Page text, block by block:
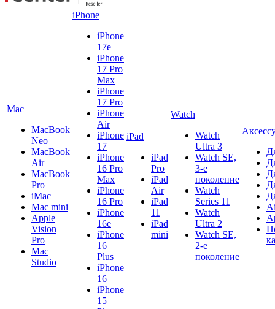
Mac
MacBook
Neo
MacBook
Air
MacBook
Pro
iMac
Mac mini
Apple
Vision
Pro
Mac
Studio
iPhone
iPhone
17e
iPhone
17 Pro
Max
iPhone
17 Pro
iPhone
Air
iPhone
17
iPhone
16 Pro
Max
iPhone
16 Pro
iPhone
16e
iPhone
16
Plus
iPhone
16
iPhone
15
iPad
iPad
Pro
iPad
Air
iPad
11
iPad
mini
Watch
Watch
Ultra 3
Watch SE,
3-е
поколение
Watch
Series 11
Watch
Ultra 2
Watch SE,
2-е
поколение